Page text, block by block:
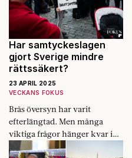
Har samtyckeslagen
gjort Sverige mindre
rättssäkert?
23 APRIL 2025
VECKANS FOKUS
Brås översyn har varit
efterlängtad. Men många
viktiga frågor hänger kvar i
luften.